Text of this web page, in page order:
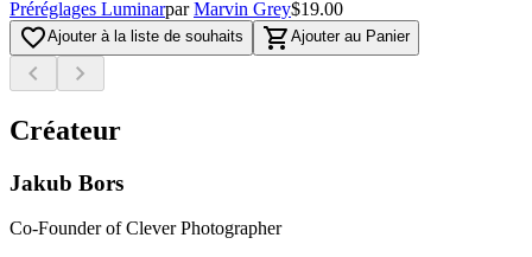
Préréglages Luminarpar Marvin Grey$19.00
favorite_borderAjouter à la liste de souhaits shopping_cart Ajouter au Panier
chevron_left chevron_right
Créateur
Jakub Bors
Co-Founder of Clever Photographer